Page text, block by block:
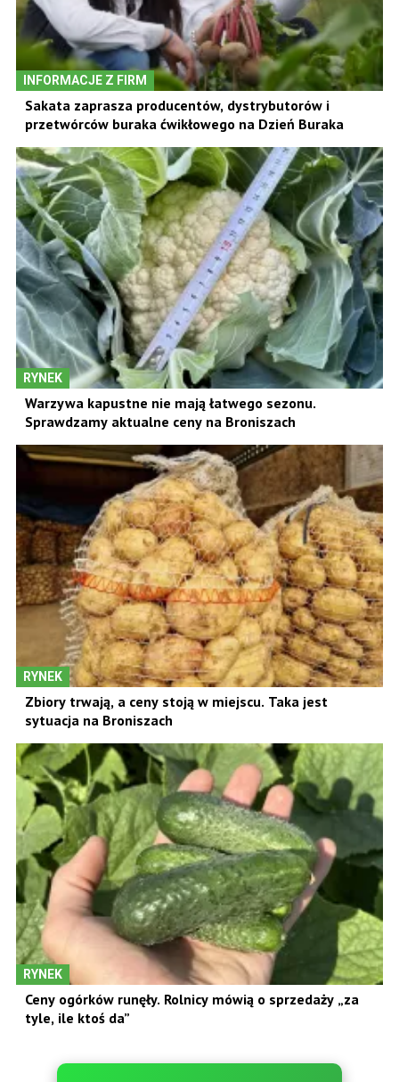
INFORMACJE Z FIRM
Sakata zaprasza producentów, dystrybutorów i
przetwórców buraka ćwikłowego na Dzień Buraka
RYNEK
Warzywa kapustne nie mają łatwego sezonu.
Sprawdzamy aktualne ceny na Broniszach
RYNEK
Zbiory trwają, a ceny stoją w miejscu. Taka jest
sytuacja na Broniszach
RYNEK
Ceny ogórków runęły. Rolnicy mówią o sprzedaży „za
tyle, ile ktoś da”